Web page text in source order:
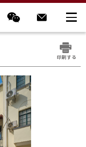
印刷する